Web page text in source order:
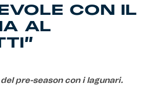
il mio cuor
CON IL
AL
pre-season con i lagunari.